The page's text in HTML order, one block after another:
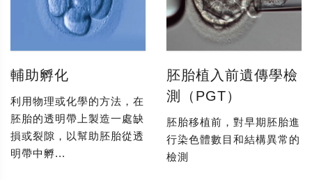
輔助孵化
利用物理或化學的方法，在
胚胎的透明帶上製造一處缺
損或裂隙，以幫助胚胎從透
明帶中孵...
胚胎植入前遺傳學檢
測（PGT）
胚胎移植前，對早期胚胎進
行染色體數目和結構異常的
檢測